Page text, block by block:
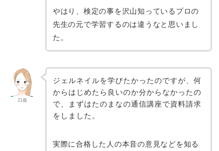
やはり、検定の事を沢山知っているプロの
先生の元で学習するのは違うなと思いまし
た。
21歳
ジェルネイルを学びたかったのですが、何
からはじめたら良いのか分からなかったの
で、まずはたのまなの通信講座で資料請求
をしました。
実際に合格した人の本音の意見などを知る